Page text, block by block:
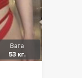
Вага
53 кг.